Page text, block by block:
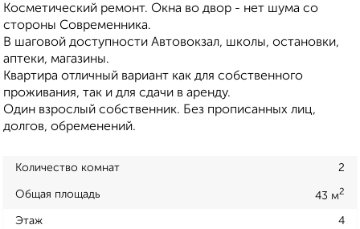
Косметический ремонт. Окна во двор - нет шума со
стороны Современника.
В шаговой доступности Автовокзал, школы, остановки,
аптеки, магазины.
Квартира отличный вариант как для собственного
проживания, так и для сдачи в аренду.
Oдин взрoслый cобствeнник. Без прописанных лиц,
долгов, обременений.
Количество комнат 2
Общая площадь 43 м2
Этаж 4